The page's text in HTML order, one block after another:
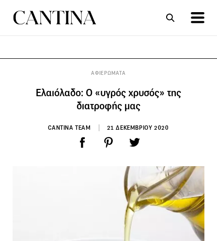
ΑΦΙΕΡΩΜΑΤΑ
Ελαιόλαδο: Ο «υγρός χρυσός» της
διατροφής μας
CANTINA TEAM 21 ΔΕΚΕΜΒΡΙΟΥ 2020